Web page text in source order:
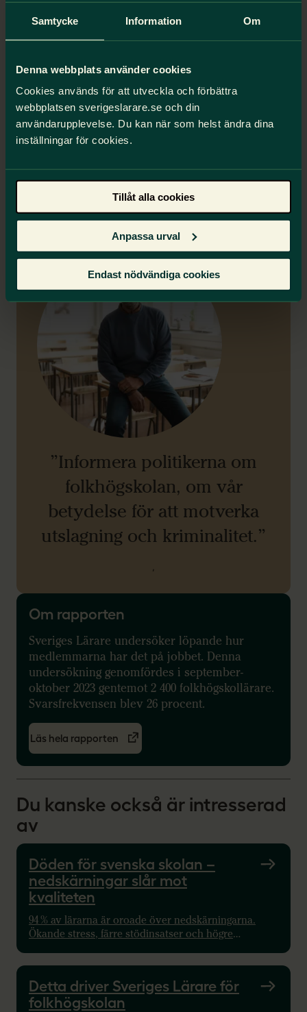
Samtycke Information Om
Denna webbplats använder cookies
Cookies används för att utveckla och förbättra
webbplatsen sverigeslarare.se och din
användarupplevelse. Du kan när som helst ändra dina
inställningar för cookies.
Tillåt alla cookies
Anpassa urval
Endast nödvändiga cookies
”Den här skolformen är
fantastisk när vi som
pedagoger får tid och
utrymme och resurser att
göra vårt jobb.”
Folkhögskollärare
”Informera politikerna om
folkhögskolan, om vår
betydelse för att motverka
utslagning och kriminalitet.”
Om rapporten
Sveriges Lärare undersöker löpande hur
medlemmarna har det på jobbet. Denna
undersökning genomfördes i september-
oktober 2023 gentemot 2 400 folkhögskollärare.
Svarsfrekvensen blev 26 procent.
Läs hela rapporten
Du kanske också är intresserad
av
Döden för svenska skolan –
nedskärningar slår mot
kvaliteten
94 % av lärarna är oroade över nedskärningarna.
Ökande stress, färre stödinsatser och högre
Detta driver Sveriges Lärare för
folkhögskolan